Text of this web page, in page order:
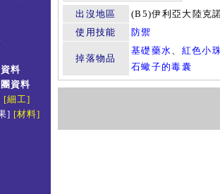
料
資料
[細工]
] [材料]
出沒地區
(B5)伊利亞大陸克
使用技能
防禦
掉落物品
基礎藥水、 紅色小
石蠍子的毒囊